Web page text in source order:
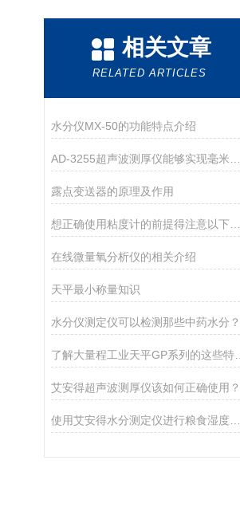
相关文章
RELATED ARTICLES
水分仪MX-50的功能特点介绍
露点变送器的原理及作用
想正确使用粘度计的前提得注意以下几点
在线微量氧分析仪的相关介绍
天平最小称量知识
水分仪测定仪可以检测那些中药水分？
了解大量程工业天平GP系列的这些特点很有必要
艾安得超声波测厚仪该如何正确使用？